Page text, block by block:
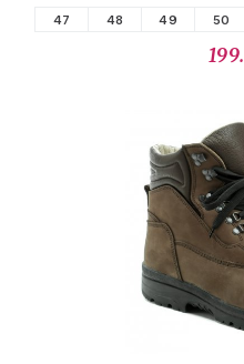
47 48 49 50